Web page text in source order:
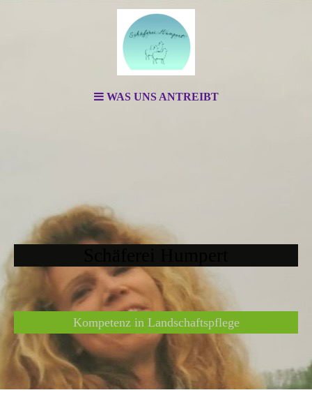
WAS UNS ANTREIBT
Kompetenz in Landschaftspflege